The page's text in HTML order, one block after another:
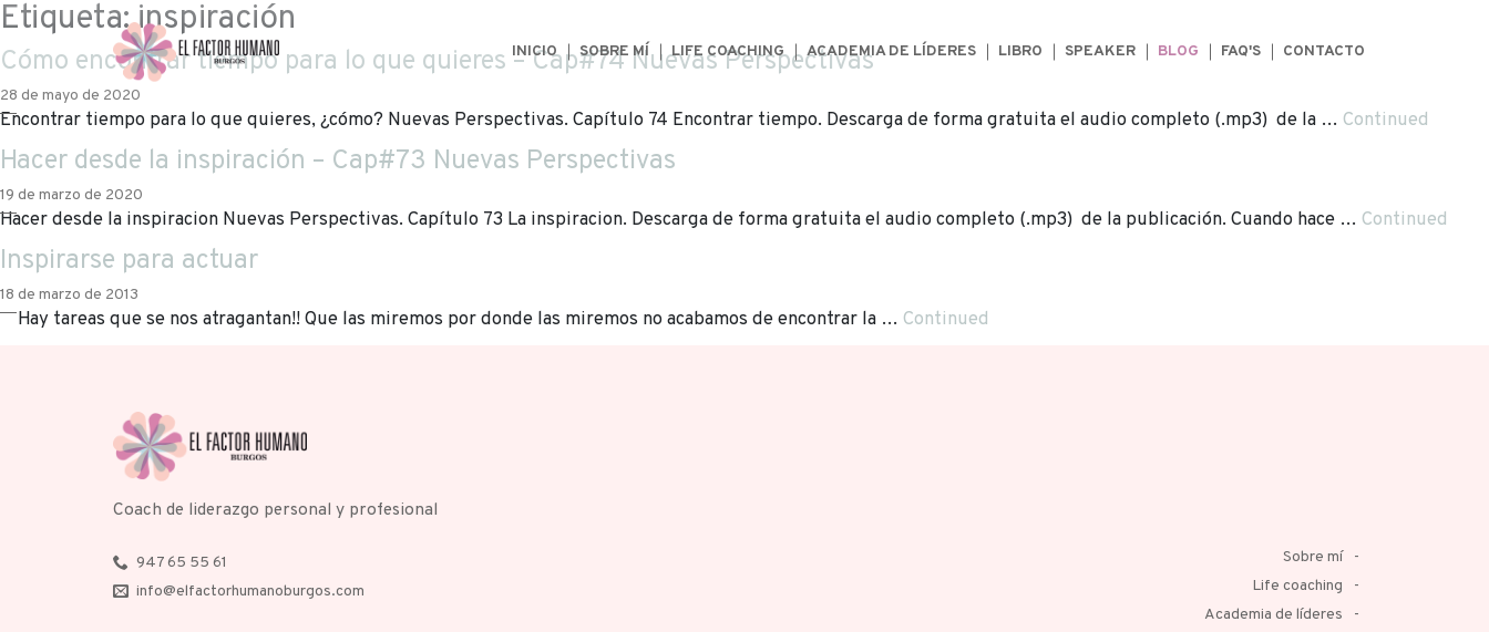
INICIO SOBRE MÍ LIFE COACHING ACADEMIA DE LÍDERES LIBRO SPEAKER BLOG FAQ'S CONTACTO
Etiqueta:inspiración
Cómo encontrar tiempo para lo que quieres – Cap#74 Nuevas Perspectivas
28 de mayo de 2020
Encontrar tiempo para lo que quieres, ¿cómo? Nuevas Perspectivas. Capítulo 74 Encontrar tiempo. Descarga de forma gratuita el audio completo (.mp3) de la … Continued
Hacer desde la inspiración – Cap#73 Nuevas Perspectivas
19 de marzo de 2020
Hacer desde la inspiracion Nuevas Perspectivas. Capítulo 73 La inspiracion. Descarga de forma gratuita el audio completo (.mp3) de la publicación. Cuando hace … Continued
Inspirarse para actuar
18 de marzo de 2013
Hay tareas que se nos atragantan!! Que las miremos por donde las miremos no acabamos de encontrar la … Continued
Coach de liderazgo personal y profesional
947 65 55 61
info@elfactorhumanoburgos.com
Sobre mí
Life coaching
Academia de líderes